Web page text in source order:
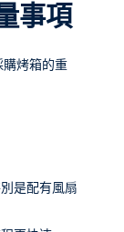
事項
購烤箱的重
是配有風扇